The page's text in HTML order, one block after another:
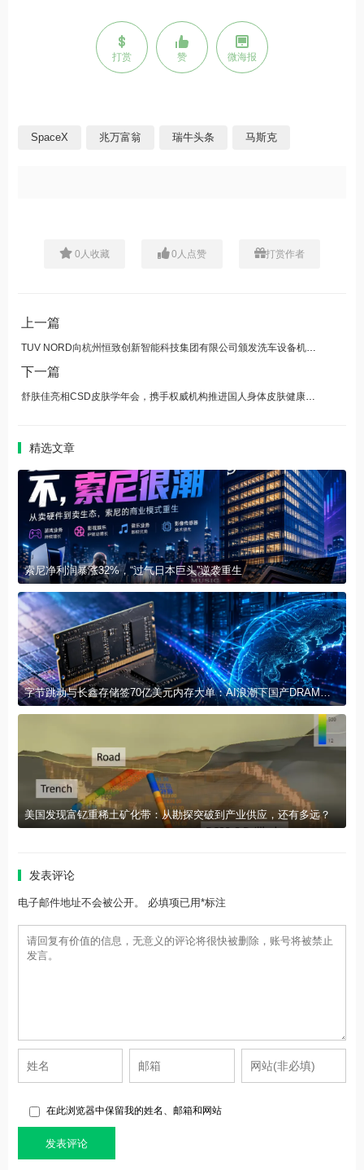
打赏 赞 微海报
SpaceX 兆万富翁 瑞牛头条 马斯克
0 人收藏 0 人点赞 打赏作者
上一篇
下一篇
舒肤佳亮相CSD皮肤学年会，携手权威机构推进国人身体皮肤健康研究
精选文章
索尼净利润暴涨32%，“过气日本巨头”逆袭重生
字节跳动与长鑫存储签70亿美元内存大单：AI浪潮下国产DRAM加速崛起
美国发现富钇重稀土矿化带：从勘探突破到产业供应，还有多远？
发表评论
电子邮件地址不会被公开。 必填项已用*标注
在此浏览器中保留我的姓名、邮箱和网站